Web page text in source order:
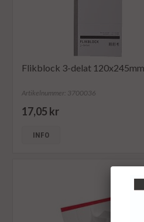
Flikblock 3-delat
Artikelnummer: 3700036
17,05 kr
INFO